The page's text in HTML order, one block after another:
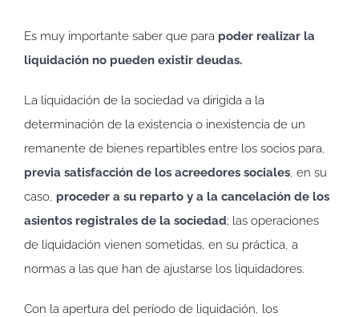
Es muy importante saber que para poder realizar la
liquidación no pueden existir deudas.
La liquidación de la sociedad va dirigida a la
determinación de la existencia o inexistencia de un
remanente de bienes repartibles entre los socios para,
previa satisfacción de los acreedores sociales, en su
caso, proceder a su reparto y a la cancelación de los
asientos registrales de la sociedad; las operaciones
de liquidación vienen sometidas, en su práctica, a
normas a las que han de ajustarse los liquidadores.
Con la apertura del período de liquidación, los